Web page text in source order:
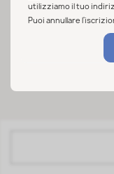
utilizziamo il tuo
Puoi annullare